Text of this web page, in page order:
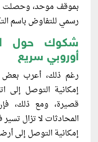
بموقف موحد، وحصلت
رسمي للتفاوض باسم
شكوك حول
أوروبي سريع
رغم ذلك، أعرب بعض
إمكانية التوصل إلى
قصيرة، ومع ذلك،
المحادثات لا تزال
إمكانية التوصل إلى